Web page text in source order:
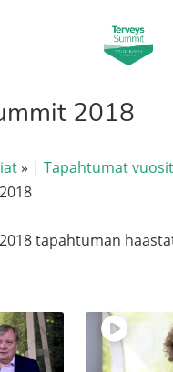
2018
» | Tapahtumat
tapahtuman